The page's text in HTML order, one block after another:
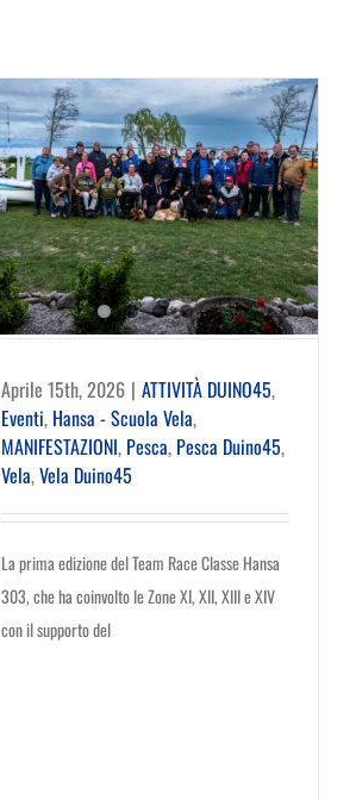
Aprile 15th, 2026 | ATTIVITÀ DUINO45,
Eventi, Hansa - Scuola Vela,
MANIFESTAZIONI, Pesca, Pesca Duino45,
Vela,Vela Duino45
La prima edizione del Team Race Classe Hansa
303, che ha coinvolto le Zone XI, XII, XIII e XIV
con il supporto del